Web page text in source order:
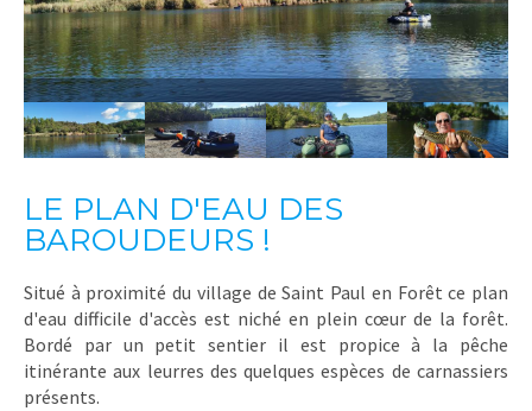
LE PLAN D'EAU DES
BAROUDEURS !
Situé à proximité du village de Saint Paul en Forêt ce plan
d'eau difficile d'accès est niché en plein cœur de la forêt.
Bordé par un petit sentier il est propice à la pêche
itinérante aux leurres des quelques espèces de carnassiers
présents.